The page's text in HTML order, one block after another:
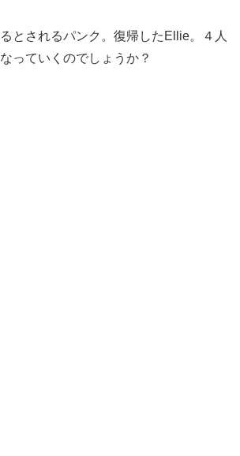
とされるパンク。復帰したEllie。４人
っていくのでしょうか？